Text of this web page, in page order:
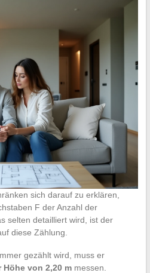
sich darauf zu erklären,
F der Anzahl der
selten detailliert wird, ist der
diese Zählung.
gezählt wird, muss er
von 2,20 mmessen.